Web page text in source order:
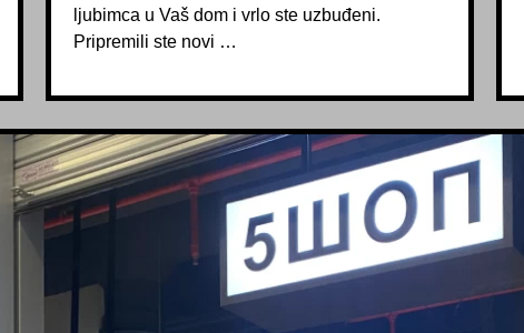
ljubimca u Vaš dom i vrlo ste uzbuđeni.
Pripremili ste novi …